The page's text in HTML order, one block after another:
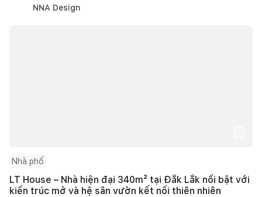
NNA Design
Nhà phố
LT House – Nhà hiện đại 340m² tại Đắk Lắk nổi bật với
kiến trúc mở và hệ sân vườn kết nối thiên nhiên